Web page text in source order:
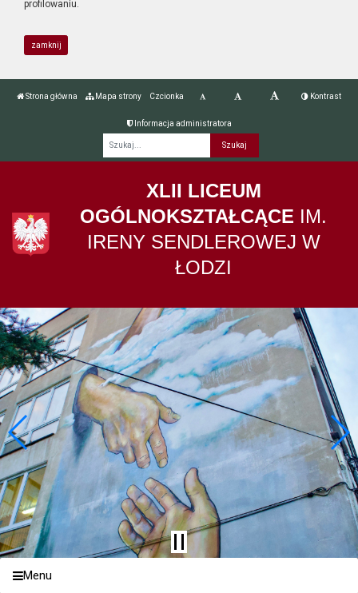
profilowaniu.
zamknij
Strona główna Mapa strony Czcionka Kontrast
Informacja administratora
XLII LICEUM
OGÓLNOKSZTAŁCĄCE IM.
IRENY SENDLEROWEJ W
ŁODZI
Menu